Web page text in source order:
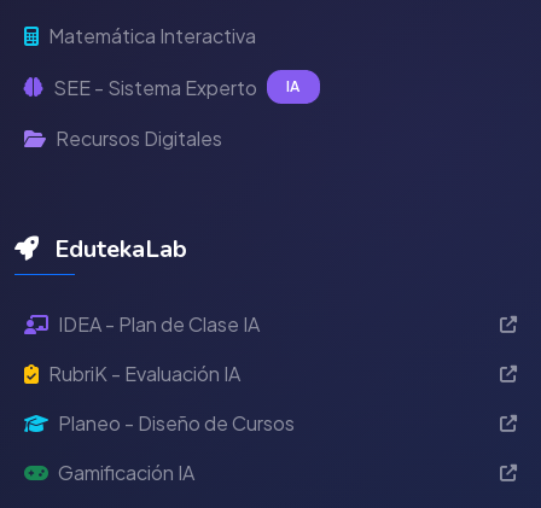
Matemática Interactiva
SEE - Sistema Experto IA
Recursos Digitales
EdutekaLab
IDEA - Plan de Clase IA
RubriK - Evaluación IA
Planeo - Diseño de Cursos
Gamificación IA